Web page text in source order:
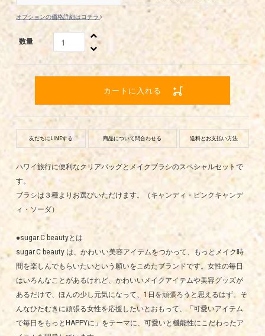
オプションの価格詳細はコチラ
数量
カートに入れる
友だちにLINEする 商品について問合わせる 送料とお支払い方法
ハワイ旅行に便利なクリアバッグとメイクブラシのスペシャルセットで
す。
ブラシは３種よりお選びいただけます。（キャンディ・ピンクキャンデ
ィ・ソーダ）
●sugar.C beautyとは
sugar.C beauty は、かわいい美容アイテムをつかって、もっとメイク時
間を楽しんでもらいたいという願いをこめたブランドです。女性の毎日
はいろんなことがあるけれど、かわいいメイクアイテムや美容グッズが
あるだけで、ほんの少し元気になって、1日を頑張ろうと思えるはず。そ
んなひたむきに頑張る女性を応援したいとおもって、「可愛いアイテム
で毎日をもっとHAPPYに」をテーマに、可愛いと機能性にこだわったア